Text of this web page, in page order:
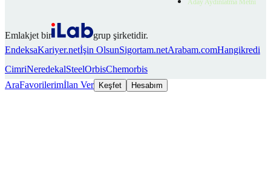
Emlakjet bir
grup şirketidir.
EndeksaKariyer.netİşin OlsunSigortam.netArabam.comHangikredi
CimriNeredekalSteelOrbisChemorbis
AraFavorilerimİlan Ver Keşfet Hesabım